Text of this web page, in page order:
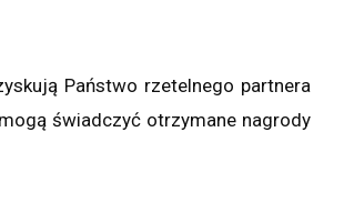
Państwo rzetelnego partnera
świadczyć otrzymane nagrody